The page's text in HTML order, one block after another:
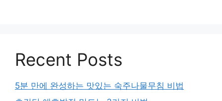
Recent Posts
5분 만에 완성하는 맛있는 숙주나물무침 비법